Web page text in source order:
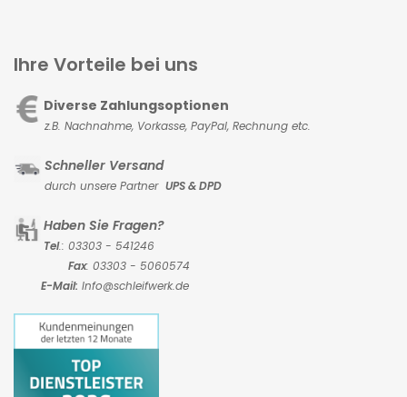
Ihre Vorteile bei uns
Diverse Zahlungsoptionen
z.B. Nachnahme, Vorkasse, PayPal, Rechnung etc.
Schneller Versand
durch unsere Partner UPS & DPD
Haben Sie Fragen?
Tel.: 03303 - 541246
Fax: 03303 - 5060574
E-Mail: Info@schleifwerk.de